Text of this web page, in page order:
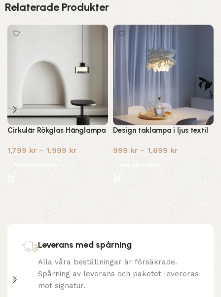
Relaterade Produkter
Cirkulär Rökglas Hänglampa
1,799 kr – 1,999 kr
Välj alternativ
Design taklampa i ljus textil
999 kr – 1,699 kr
Välj alternativ
Leverans med spårning
Alla våra beställningar är försäkrade.
Spårning av leverans och paketet levereras
mot signatur.